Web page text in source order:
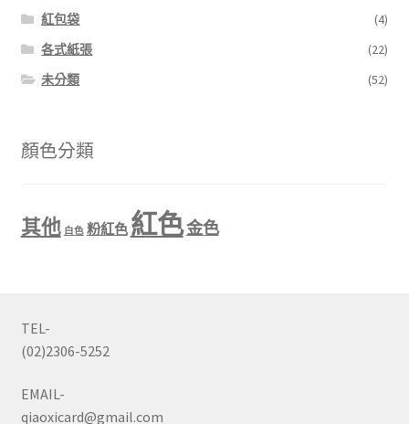
紅包袋
(4)
各式紙張
(22)
未分類
(52)
顏色分類
其他 白色 粉紅色 紅色金色
TEL-
(02)2306-5252
EMAIL-
qiaoxicard@gmail.com